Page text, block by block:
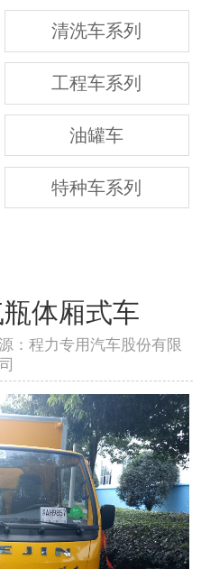
清洗车系列
工程车系列
油罐车
特种车系列
体厢式车
：程力专用汽车股份有限